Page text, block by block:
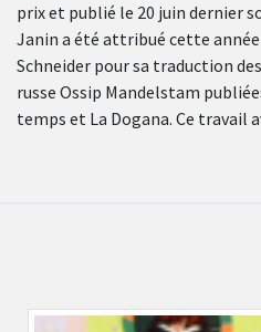
prix et publié le 20 juin dernier
Janin a été attribué cette
Schneider pour sa traduction
russe Ossip Mandelstam
temps et La Dogana. Ce travail